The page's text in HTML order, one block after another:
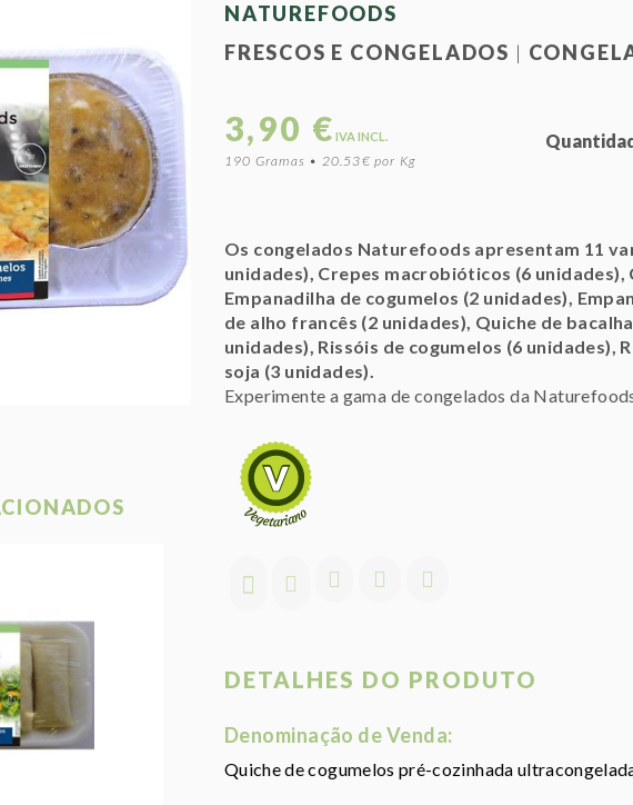
NATUREFOODS
FRESCOS E CONGELADOS
3,90 € IVA INCL.
190 Gramas • 20.53€ por Kg
Os congelados Naturefoods apresentam 11
unidades), Crepes macrobióticos (6 unidades),
Empanadilha de cogumelos (2 unidades),
de alho francês (2 unidades), Quiche de
unidades), Rissóis de cogumelos (6 unidades),
soja (3 unidades).
Experimente a gama de congelados da
DETALHES DO PRODUTO
Denominação de Venda:
Quiche de cogumelos pré-cozinhada